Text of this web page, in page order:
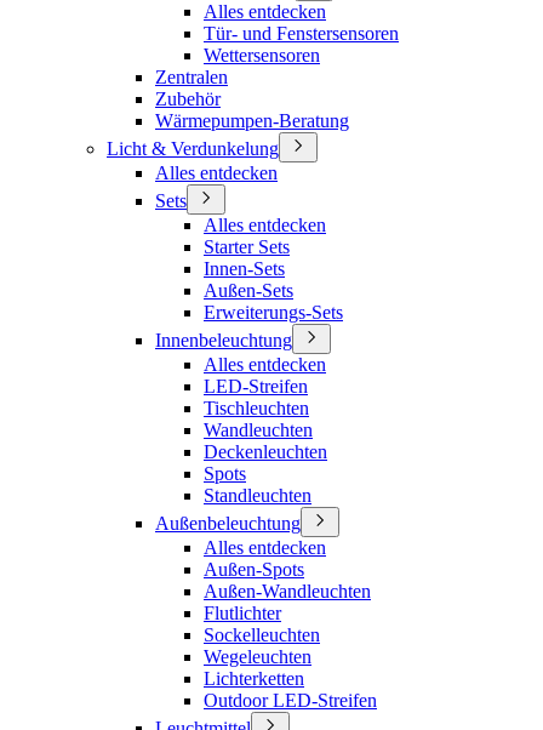
Alles entdecken
Tür- und Fenstersensoren
Wettersensoren
Zentralen
Zubehör
Wärmepumpen-Beratung
Licht & Verdunkelung
Alles entdecken
Sets
Alles entdecken
Starter Sets
Innen-Sets
Außen-Sets
Erweiterungs-Sets
Innenbeleuchtung
Alles entdecken
LED-Streifen
Tischleuchten
Wandleuchten
Deckenleuchten
Spots
Standleuchten
Außenbeleuchtung
Alles entdecken
Außen-Spots
Außen-Wandleuchten
Flutlichter
Sockelleuchten
Wegeleuchten
Lichterketten
Outdoor LED-Streifen